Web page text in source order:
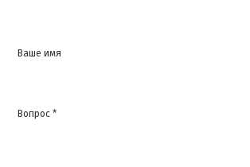
Ваше имя
Вопрос *